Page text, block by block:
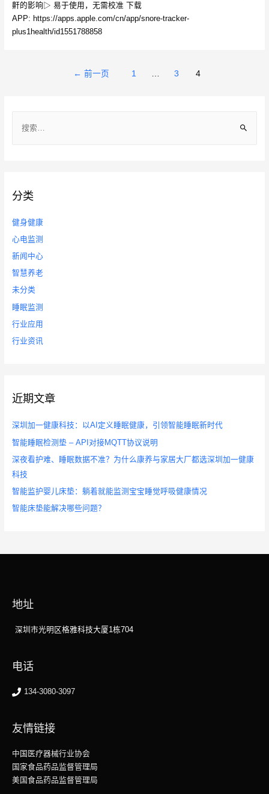
鼾的影响▷ 易于使用，无需校准 下载
APP: https://apps.apple.com/cn/app/snore-tracker-
plus1health/id1551788858
← 前一页 1 3 4
分类
健身健康
心电监测
新闻中心
智慧养老
未分类
睡眠监测
行业应用
行业资讯
近期文章
深圳加一健康科技：以AI定义睡眠健康，引领智能睡眠新时代
智能睡眠检测垫 – API对接MQTT协议说明
深夜看护难、睡眠数据不准？为什么康养与家居大厂都选深圳加一健康
科技
智能监护婴儿床垫：躺着就能监测宝宝睡觉呼吸健康情况
智能床垫能解决哪些问题？
地址
深圳市光明区格雅科技大厦1栋704
电话
134-3080-3097
友情链接
中国医疗器械行业协会
国家食品药品监督管理局
美国食品药品监督管理局